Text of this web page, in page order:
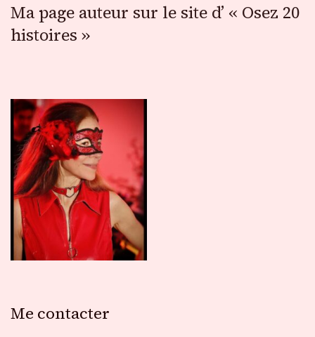
Ma page auteur sur le site d’ « Osez 20
histoires »
Me contacter